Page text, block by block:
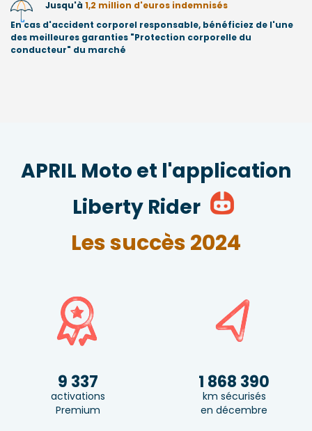
Jusqu'à 1,2 million d'euros indemnisés
En cas d'accident corporel responsable, bénéficiez de l'une
des meilleures garanties "Protection corporelle du
conducteur" du marché
APRIL Moto et l'application
Liberty Rider
Les succès 2024
9 337
activations
Premium
1 868 390
km sécurisés
en décembre